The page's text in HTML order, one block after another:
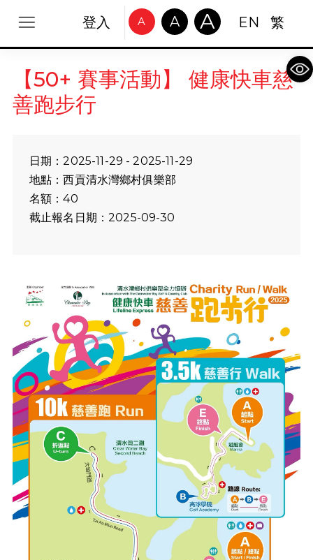
登入 A A A EN 繁
【50+ 賽事活動】 健康快車慈
善跑步行
日期：2025-11-29 - 2025-11-29
地點：西貢清水灣鄉村俱樂部
名額：40
截止報名日期：2025-09-30